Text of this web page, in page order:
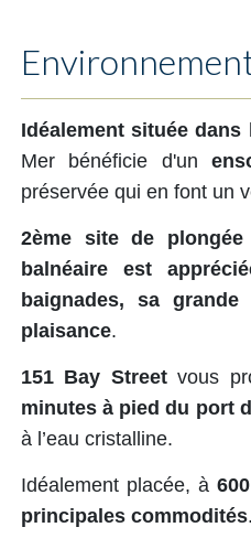
Idéalement située dans
Mer bénéficie d'un
préservée qui en font un
2ème site de plongée
balnéaire est
baignades, sa
plaisance.
151 Bay Streetvous
minutes à pied du port
à l’eau cristalline.
Idéalement placée, à
principales commodités